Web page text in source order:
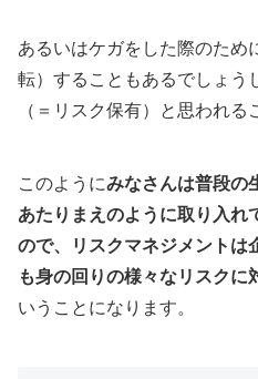
あるいはケガをした際のため
転）することもあるでしょう
（＝リスク保有）と思われる
このようにみなさんは普段の
あたりまえのように取り入れ
ので、リスクマネジメントは
も身の回りの様々なリスクに
いうことになります。